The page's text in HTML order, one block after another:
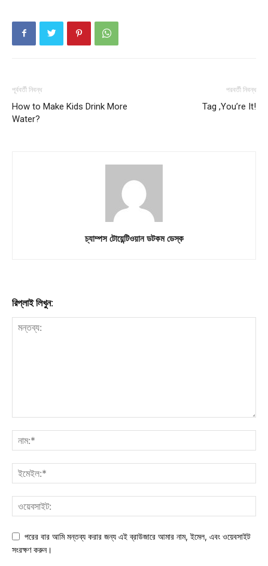
পূর্ববর্তী নিবন্ধ
How to Make Kids Drink More
Water?
পরবর্তী নিবন্ধ
Tag ,You’re It!
চ্যাম্পস টোয়েন্টিওয়ান ডটকম ডেস্ক
রিপ্লাই লিখুন:
পরের বার আমি মন্তব্য করার জন্য এই ব্রাউজারে আমার নাম, ইমেল, এবং ওয়েবসাইট
সংরক্ষণ করুন।